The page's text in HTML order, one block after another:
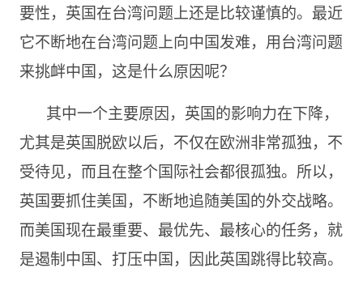
要性，英国在台湾问题上还是比较谨慎的。最近
它不断地在台湾问题上向中国发难，用台湾问题
来挑衅中国，这是什么原因呢？
其中一个主要原因，英国的影响力在下降，
尤其是英国脱欧以后，不仅在欧洲非常孤独，不
受待见，而且在整个国际社会都很孤独。所以，
英国要抓住美国，不断地追随美国的外交战略。
而美国现在最重要、最优先、最核心的任务，就
是遏制中国、打压中国，因此英国跳得比较高。